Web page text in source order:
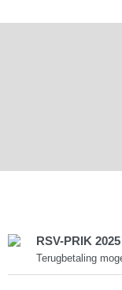
RSV-PRIK 2025
Terugbetaling